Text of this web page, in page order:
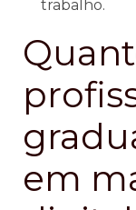
trabalho.
em